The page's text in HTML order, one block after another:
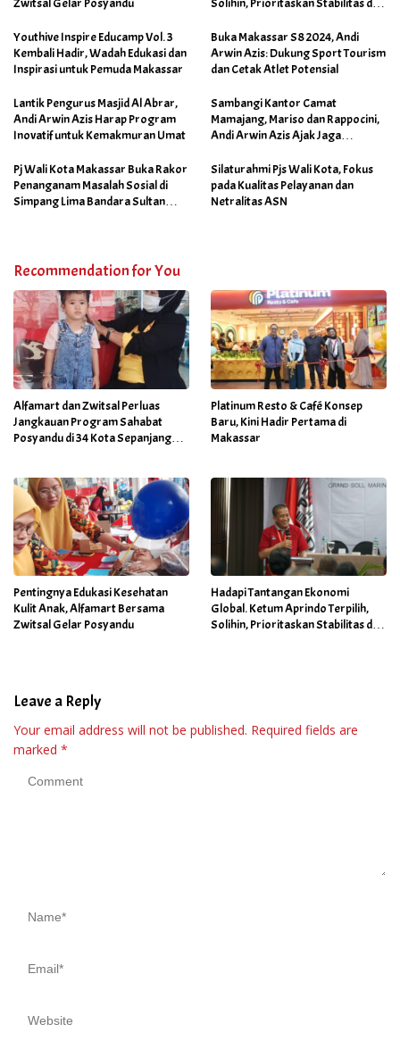
Zwitsal Gelar Posyandu
Solihin, Prioritaskan Stabilitas dan
Youthive Inspire Educamp Vol. 3
Kembali Hadir, Wadah Edukasi dan
Inspirasi untuk Pemuda Makassar
Buka Makassar S8 2024, Andi
Arwin Azis: Dukung Sport Tourism
dan Cetak Atlet Potensial
Lantik Pengurus Masjid Al Abrar,
Andi Arwin Azis Harap Program
Inovatif untuk Kemakmuran Umat
Sambangi Kantor Camat
Mamajang, Mariso dan Rappocini,
Andi Arwin Azis Ajak Jaga
Program Sabtu Bersih
Pj Wali Kota Makassar Buka Rakor
Penanganam Masalah Sosial di
Simpang Lima Bandara Sultan
Silaturahmi Pjs Wali Kota, Fokus
pada Kualitas Pelayanan dan
Netralitas ASN
Recommendation for You
Alfamart dan Zwitsal Perluas
Jangkauan Program Sahabat
Posyandu di 34 Kota Sepanjang
Platinum Resto & Café Konsep
Baru, Kini Hadir Pertama di
Makassar
Pentingnya Edukasi Kesehatan
Kulit Anak, Alfamart Bersama
Zwitsal Gelar Posyandu
Hadapi Tantangan Ekonomi
Global. Ketum Aprindo Terpilih,
Solihin, Prioritaskan Stabilitas dan
Leave a Reply
Your email address will not be published. Required fields are
marked *